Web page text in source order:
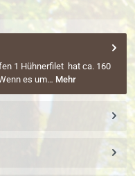
1 Hühnerfilet hat ca. 160
es um… Mehr